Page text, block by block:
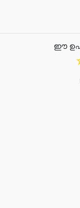
ഈ